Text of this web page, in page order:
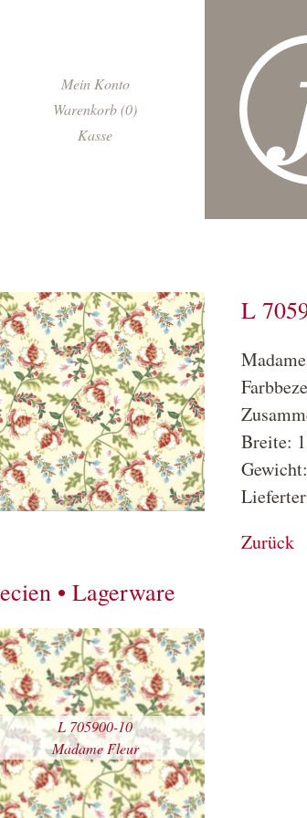
Navigation
Mein Konto
Warenkorb (0)
Kasse
L
Breite:
Zurück
• Lagerware
L 705900-10
Madame Fleur